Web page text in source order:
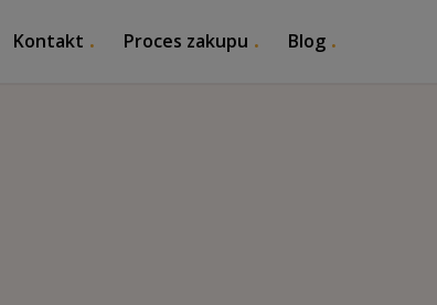
Kontakt Proces zakupu Blog